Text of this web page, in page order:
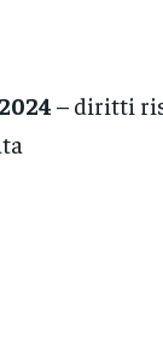
– diritti